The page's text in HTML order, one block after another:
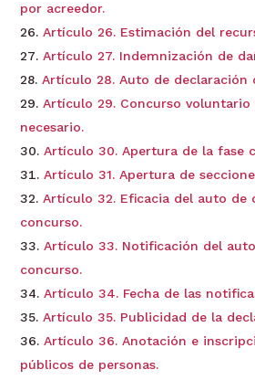
por acreedor.
Artículo 26. Estimación del
Artículo 27. Indemnización de
Artículo 28. Auto de declaración
Artículo 29. Concurso voluntario
necesario.
Artículo 30. Apertura de la fase
Artículo 31. Apertura de
Artículo 32. Eficacia del auto de
concurso.
Artículo 33. Notificación del
concurso.
Artículo 34. Fecha de las
Artículo 35. Publicidad de la
Artículo 36. Anotación e
públicos de personas.